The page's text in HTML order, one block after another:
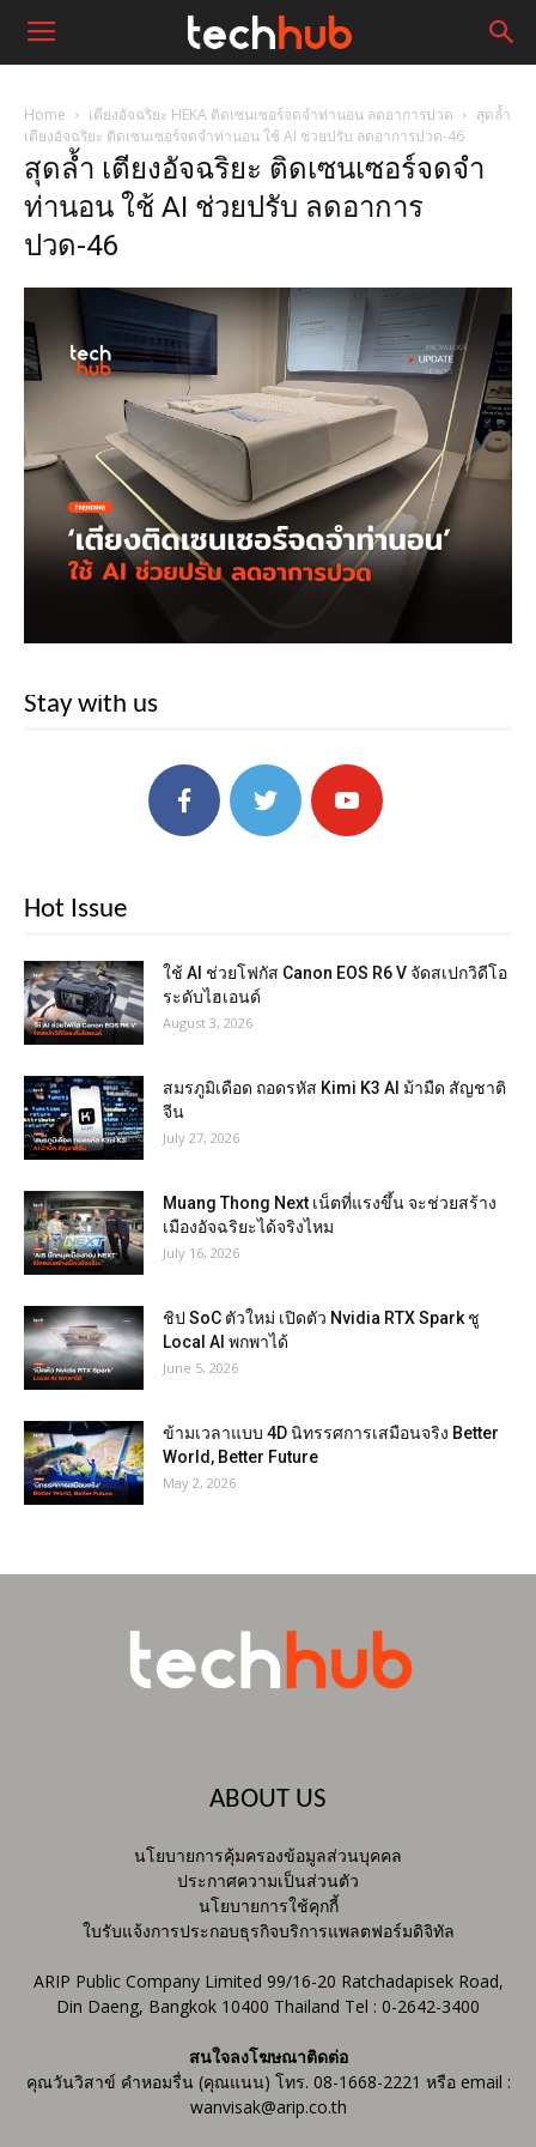
Home เตียงอัจฉริยะ HEKA ติดเซนเซอร์จดจำท่านอน ลดอาการปวด
สุดล้ำ
เตียงอัจฉริยะ ติดเซนเซอร์จดจำท่านอน ใช้ AI ช่วยปรับ ลดอาการปวด-46
สุดล้ำ เตียงอัจฉริยะ ติดเซนเซอร์จดจำ
ท่านอน ใช้ AI ช่วยปรับ ลดอาการ
ปวด-46
Stay with us
Hot Issue
ใช้ AI ช่วยโฟกัส Canon EOS R6 V จัดสเปกวิดีโอ
ระดับไฮเอนด์
August 3, 2026
สมรภูมิเดือด ถอดรหัส Kimi K3 AI ม้ามืด สัญชาติ
จีน
July 27, 2026
Muang Thong Next เน็ตที่แรงขึ้น จะช่วยสร้าง
เมืองอัจฉริยะได้จริงไหม
July 16, 2026
ชิป SoC ตัวใหม่ เปิดตัว Nvidia RTX Spark ชู
Local AI พกพาได้
June 5, 2026
ข้ามเวลาแบบ 4D นิทรรศการเสมือนจริง Better
World, Better Future
May 2, 2026
ABOUT US
นโยบายการคุ้มครองข้อมูลส่วนบุคคล
ประกาศความเป็นส่วนตัว
นโยบายการใช้คุกกี้
ใบรับแจ้งการประกอบธุรกิจบริการแพลตฟอร์มดิจิทัล
ARIP Public Company Limited 99/16-20 Ratchadapisek Road,
Din Daeng, Bangkok 10400 Thailand Tel : 0-2642-3400
สนใจลงโฆษณาติดต่อ
คุณวันวิสาข์ คำหอมรื่น (คุณแนน) โทร. 08-1668-2221 หรือ email :
wanvisak@arip.co.th